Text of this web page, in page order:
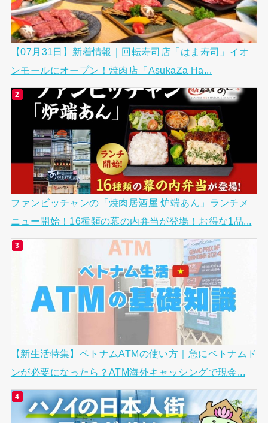
【07月31日】新着情報｜回転寿司店「はま寿司」イオ
ンモールにオープン！焼肉店「AsukaZa Ha...
ファンビッチャンの「焼肉居酒屋 炉端あん」ランチメ
ニュー開始！16種類の幕の内弁当が登場！お得な1品...
【新生活特集】ベトナムATMの使い方｜急にベトナムド
ンが必要になったら？ATM海外キャッシングで現金...